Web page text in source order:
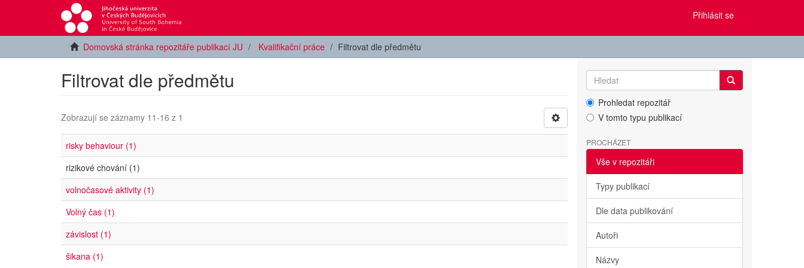
Přihlásit se
Domovská stránka repozitáře publikací JU Kvalifikační práce Filtrovat dle předmětu
Filtrovat dle předmětu
Zobrazují se záznamy 11-16 z 1
risky behaviour (1)
rizikové chování (1)
volnočasové aktivity (1)
Volný čas (1)
závislost (1)
šikana (1)
Prohledat repozitář
V tomto typu publikací
PROCHÁZET
Vše v repozitáři
Typy publikací
Dle data publikování
Autoři
Názvy